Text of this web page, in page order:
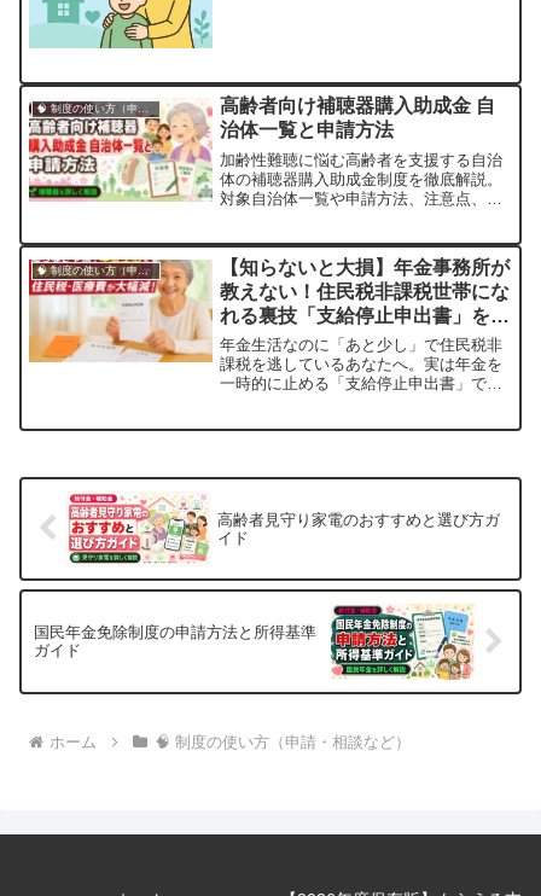
の育児ストレスが顕著であり、地方では
子育て支援施...
🧠 制度の使い方（申請・相談など）
高齢者向け補聴器購入助成金 自
治体一覧と申請方法
加齢性難聴に悩む高齢者を支援する自治
体の補聴器購入助成金制度を徹底解説。
対象自治体一覧や申請方法、注意点、医
🧠 制度の使い方（申請・相談など）
【知らないと大損】年金事務所が
教えない！住民税非課税世帯にな
れる裏技「支給停止申出書」を徹
底解説！〜年間10万円以上節約
も夢じゃない〜
年金生活なのに「あと少し」で住民税非
課税を逃しているあなたへ。実は年金を
一時的に止める「支給停止申出書」で合
が徹底解説！今日からできる節約術で、
高齢者見守り家電のおすすめと選び方ガ
イド
国民年金免除制度の申請方法と所得基準
ガイド
ホーム 🧠 制度の使い方（申請・相談など）